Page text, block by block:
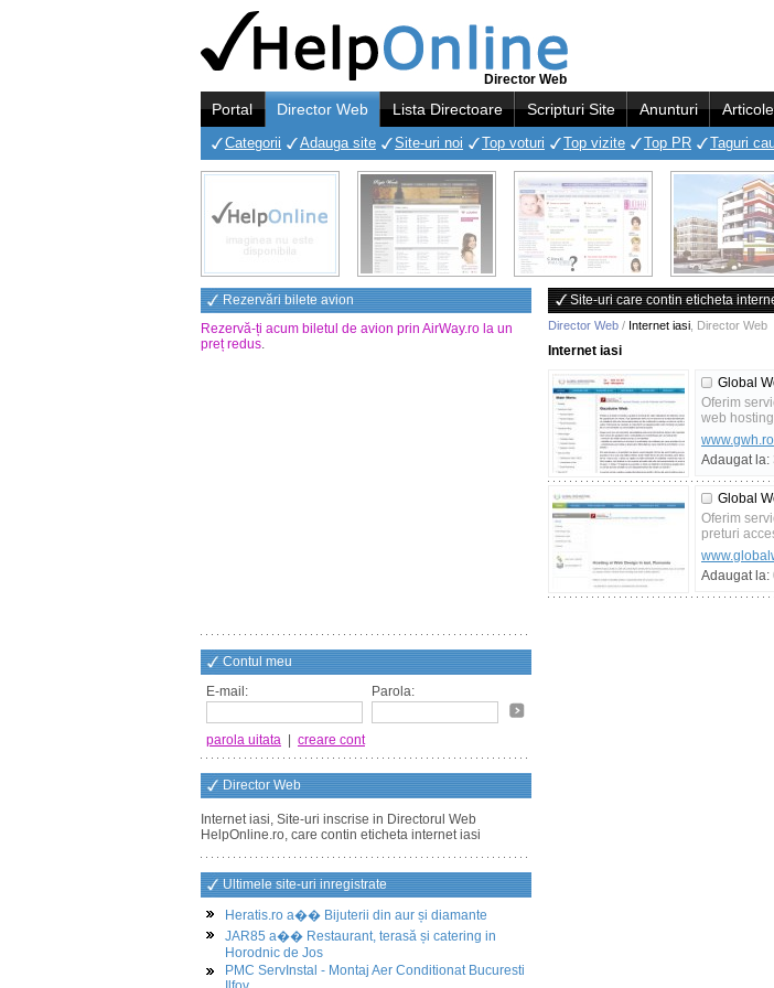
Director Web
Portal Director Web Lista Directoare Scripturi Site Anunturi Articole
Categorii Adauga site Site-uri noi Top voturi Top vizite Top PR Taguri
Rezervări bilete avion
Rezervă-ți acum biletul de avion prin AirWay.ro la un
preț redus.
Contul meu
E-mail:
Parola:
parola uitata creare cont
Director Web
Internet iasi, Site-uri inscrise in Directorul Web
HelpOnline.ro, care contin eticheta internet iasi
Ultimele site-uri inregistrate
Heratis.ro a�� Bijuterii din aur și diamante
JAR85 a�� Restaurant, terasă și catering in
Horodnic de Jos
PMC ServInstal - Montaj Aer Conditionat Bucuresti
Site-uri care contin eticheta
Director Web / Internet iasi Director Web
Internet iasi
Global
Oferim
web
www.gwh.ro
Adaugat la:
Global
Oferim
preturi
Adaugat la: